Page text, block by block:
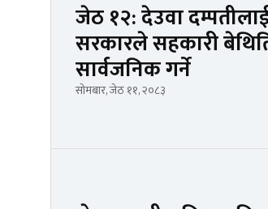
जेठ १२: देउवा
सरकारले सहकारी
सार्वजनिक गर्ने
सोमबार, जेठ ११, २०८३